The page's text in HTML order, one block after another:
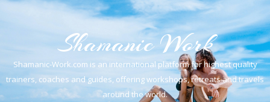
Shamanic Work
Shamanic-Work.com is an international platform for highest quality
trainers, coaches and guides, offering workshops, retreats and travels
around the world.